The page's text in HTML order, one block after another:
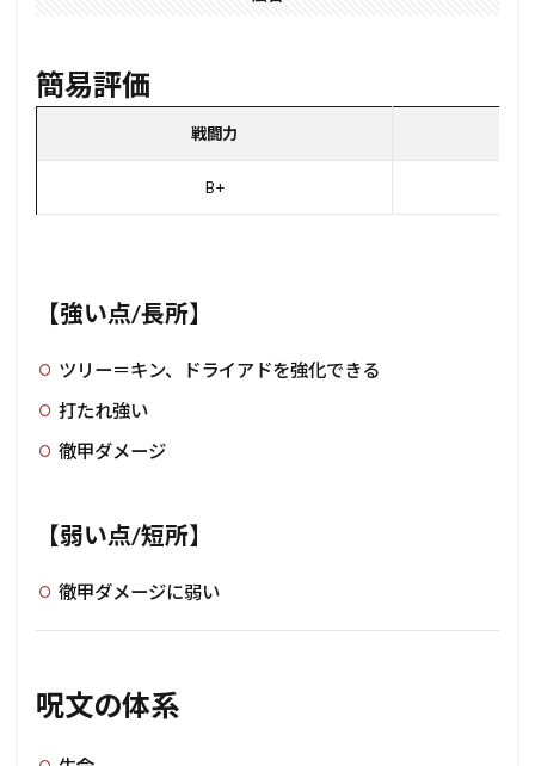
簡易評価
戦闘力
B+
【強い点/長所】
ツリー＝キン、ドライアドを強化できる
打たれ強い
徹甲ダメージ
【弱い点/短所】
徹甲ダメージに弱い
呪文の体系